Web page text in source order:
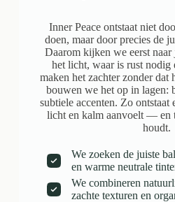
Inner Peace ontstaat niet
doen, maar door precies de
Daarom kijken we eerst
het licht, waar is rust nodig
maken het zachter zonder dat
bouwen we het op in lagen:
subtiele accenten. Zo ontstaat
licht en kalm aanvoelt — en
houdt.
We zoeken de juiste
en warme neutrale
We combineren
zachte texturen en